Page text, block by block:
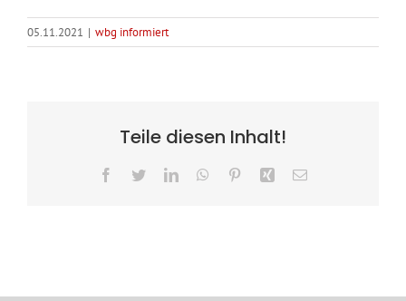
05.11.2021 | wbg informiert
Teile diesen Inhalt!
Facebook
TwitterLinkedInWhatsApp
PinterestXing E-